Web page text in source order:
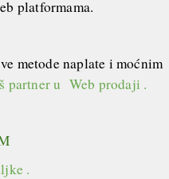
platformama.
metode naplate i moćnim
partner u Web prodaji .
.